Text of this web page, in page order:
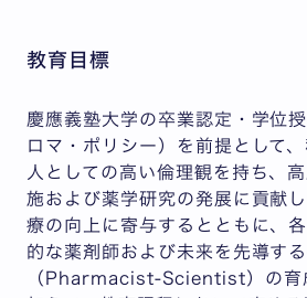
教育目標
慶應義塾大学の卒業認定・学位
ロマ・ポリシー）を前提として
人としての高い倫理観を持ち、
施および薬学研究の発展に貢献
療の向上に寄与するとともに、
的な薬剤師および未来を先導す
（Pharmacist-Scientist）の育